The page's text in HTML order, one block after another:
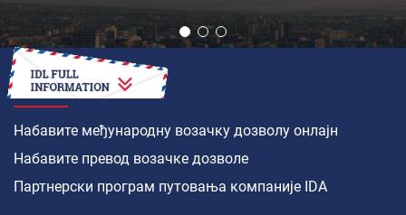
КАКО ДА
Набавите међународну возачку дозволу онлајн
Набавите превод возачке дозволе
Партнерски програм путовања компаније IDA